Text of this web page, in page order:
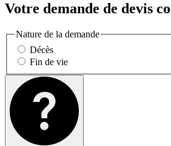
Votre demande de devis
Nature de la demande
Décès
Fin de vie